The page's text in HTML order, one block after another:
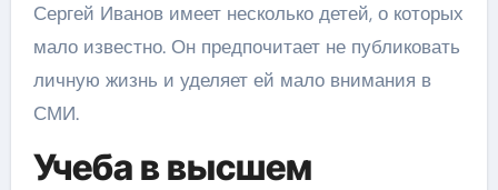
Сергей Иванов имеет несколько детей, о которых
мало известно. Он предпочитает не публиковать
личную жизнь и уделяет ей мало внимания в
СМИ.
Учеба в высшем